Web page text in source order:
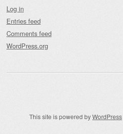
Log in
Entries feed
Comments feed
WordPress.org
This site is powered byWordPress